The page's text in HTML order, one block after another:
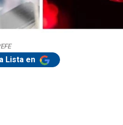
Lista en